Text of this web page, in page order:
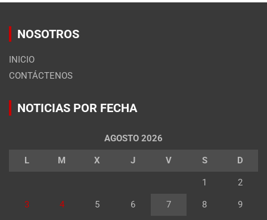
NOSOTROS
INICIO
CONTÁCTENOS
NOTICIAS POR FECHA
AGOSTO 2026
L M X J V S D
1 2
3 4 5 6 7 8 9